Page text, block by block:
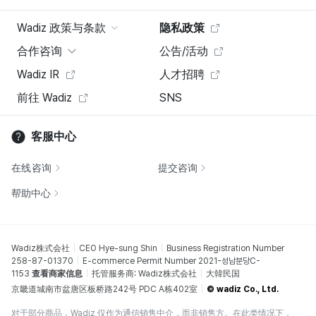
Wadiz 政策与条款
隐私政策
合作咨询
公告/活动
Wadiz IR
人才招聘
前往 Wadiz
SNS
客服中心
在线咨询 提交咨询
帮助中心
Wadiz株式会社 CEO Hye-sung Shin
Business Registration Number
258-87-01370
E-commerce Permit Number 2021-성남분당C-
1153 查看商家信息 托管服务商: Wadiz株式会社
大韓民国
京畿道城南市盆唐区板桥路242号 PDC A栋402室
© wadiz Co., Ltd.
对于部分商品，Wadiz 仅作为通信销售中介，而非销售方。在此类情况下，